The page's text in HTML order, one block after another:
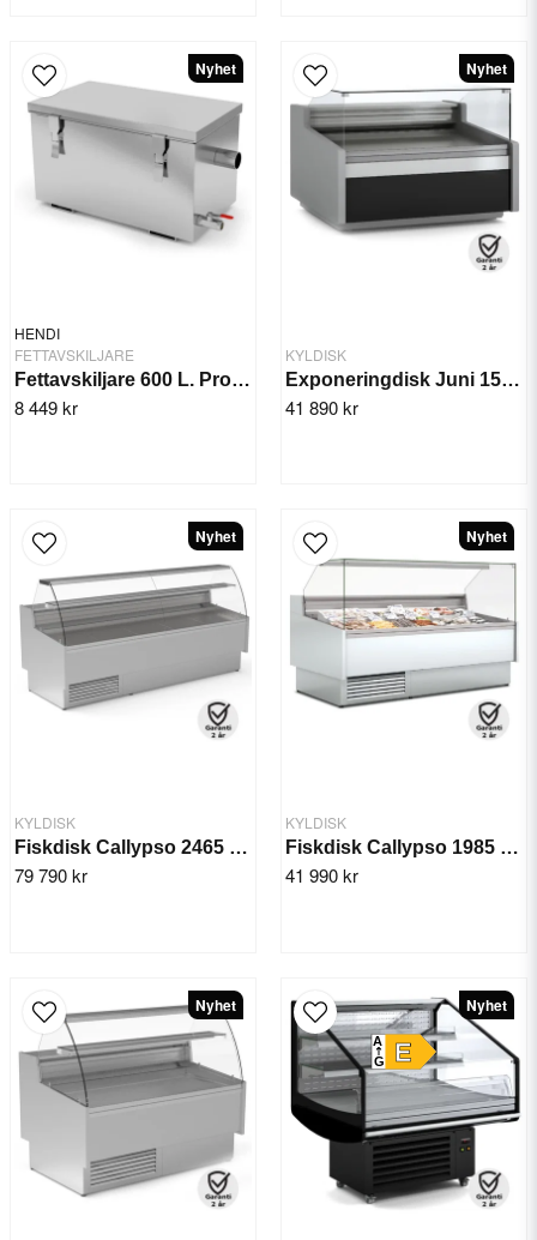
HENDI
FETTAVSKILJARE
Fettavskiljare 600 L. Profi Line
8 449 kr
Nyhet
KYLDISK
Exponeringdisk Juni 1505 mm
41 890 kr
Nyhet
KYLDISK
Fiskdisk Callypso 2465 mm
79 790 kr
Nyhet
KYLDISK
Fiskdisk Callypso 1985 mm
41 990 kr
Nyhet
Nyhet
E
A
G
Nyhet